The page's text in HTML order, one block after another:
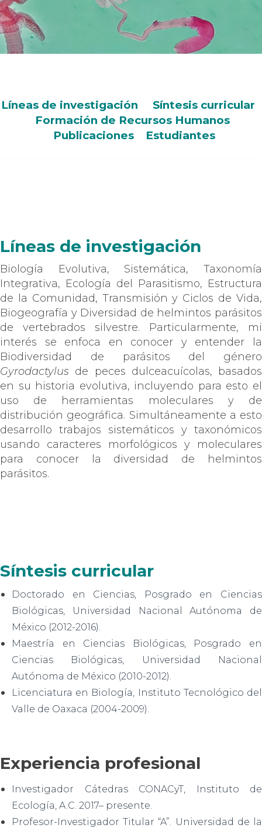
Líneas de investigación
Síntesis curricular
Formación de Recursos Humanos
Publicaciones
Estudiantes
Líneas de investigación
Biología Evolutiva, Sistemática, Taxonomía
Integrativa, Ecología del Parasitismo, Estructura
de la Comunidad, Transmisión y Ciclos de Vida,
Biogeografía y Diversidad de helmintos parásitos
de vertebrados silvestre. Particularmente, mi
interés se enfoca en conocer y entender la
Biodiversidad de parásitos del género
Gyrodactylus de peces dulceacuícolas, basados
en su historia evolutiva, incluyendo para esto el
uso de herramientas moleculares y de
distribución geográfica. Simultáneamente a esto
desarrollo trabajos sistemáticos y taxonómicos
usando caracteres morfológicos y moleculares
para conocer la diversidad de helmintos
parásitos.
Síntesis curricular
Doctorado en Ciencias, Posgrado en Ciencias
Biológicas, Universidad Nacional Autónoma de
México (2012-2016).
Maestría en Ciencias Biológicas, Posgrado en
Ciencias Biológicas, Universidad Nacional
Autónoma de México (2010-2012).
Licenciatura en Biología, Instituto Tecnológico del
Valle de Oaxaca (2004-2009).
Experiencia profesional
Investigador Cátedras CONACyT, Instituto de
Ecología, A.C. 2017– presente.
Profesor-Investigador Titular “A”. Universidad de la